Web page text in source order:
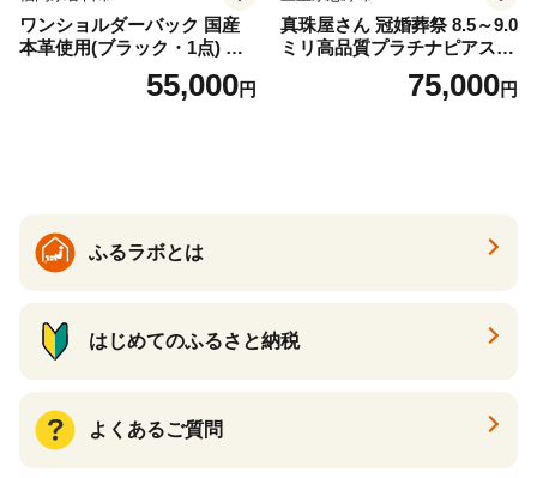
ワンショルダーバック 国産
本革使用(ブラック・1点) 鞄
バック バッグ カバン レザー
国産 日本製 牛革 黒 革 革製
55,000円
真珠屋さん 冠婚葬祭 8.5～9.0
ミリ高品質プラチナピアス P
t900 志摩産アコヤ真珠 ブラ
ックパール 黒真珠75,000円
ふるラボとは
はじめてのふるさと納税
よくあるご質問